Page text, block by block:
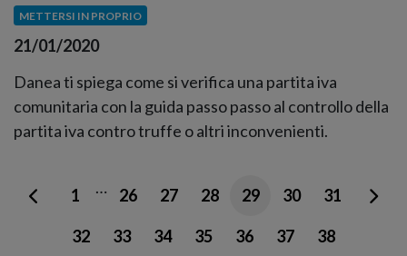
METTERSI IN PROPRIO
21/01/2020
Danea ti spiega come si verifica una partita iva
comunitaria con la guida passo passo al controllo della
partita iva contro truffe o altri inconvenienti.
1 … 26 27 28 29 30 31
32 33 34 35 36 37 38